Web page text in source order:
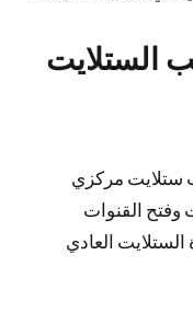
الستلايت
ستلايت مركزي
وفتح القنوات
العادي